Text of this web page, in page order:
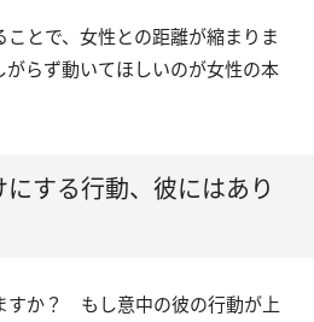
とで、女性との距離が縮まりま
らず動いてほしいのが女性の本
する行動、彼にはあり
すか？ もし意中の彼の行動が上